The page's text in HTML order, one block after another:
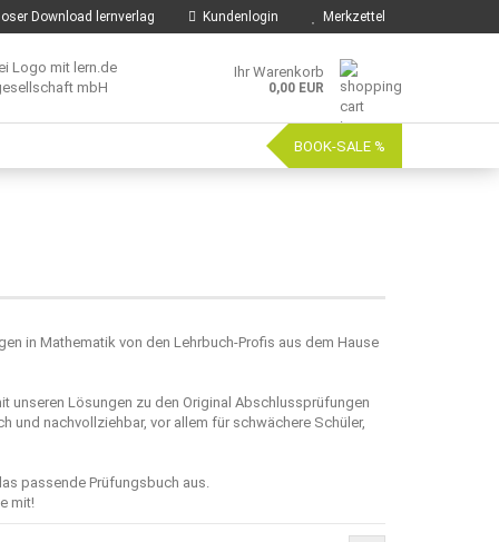
Download lernverlag Kundenlogin Merkzettel
Ihr Warenkorb
0,00 EUR
BOOK-SALE %
in Mathematik von den Lehrbuch-Profis aus dem Hause
unseren Lösungen zu den Original Abschlussprüfungen
nachvollziehbar, vor allem für schwächere Schüler,
passende Prüfungsbuch aus.
mit!